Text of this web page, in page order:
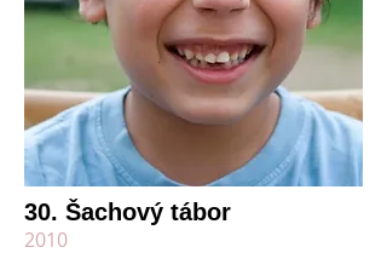
30. Šachový tábor
2010